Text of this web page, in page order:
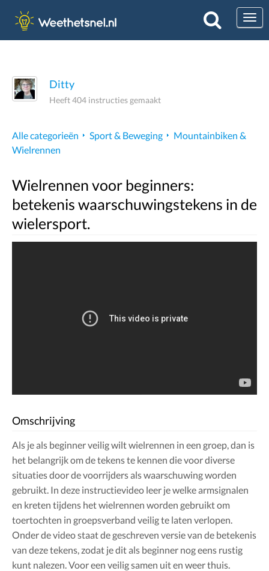
Ditty
Heeft 404 instructies gemaakt
Alle categorieën Sport & Beweging
Mountainbiken &
Wielrennen
Wielrennen voor beginners:
betekenis waarschuwingstekens in de
wielersport.
Omschrijving
Als je als beginner veilig wilt wielrennen in een groep, dan is
het belangrijk om de tekens te kennen die voor diverse
situaties door de voorrijders als waarschuwing worden
gebruikt. In deze instructievideo leer je welke armsignalen
en kreten tijdens het wielrennen worden gebruikt om
toertochten in groepsverband veilig te laten verlopen.
Onder de video staat de geschreven versie van de betekenis
van deze tekens, zodat je dit als beginner nog eens rustig
kunt nalezen. Voor een veilig samen uit en weer thuis.